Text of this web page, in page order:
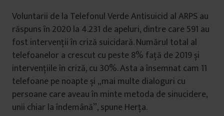
Voluntarii de la Telefonul Verde Antisuicid al ARPS au
răspuns în 2020 la 4.231 de apeluri, dintre care 591 au
fost intervenții în criză suicidară. Numărul total al
telefoanelor a crescut cu peste 8% față de 2019 și
intervențiile în criză, cu 30%. Asta a însemnat cam 11
telefoane pe noapte și „mai multe dialoguri cu
persoane care aveau în minte metoda de sinucidere,
unii chiar la îndemână”, spune Herța.